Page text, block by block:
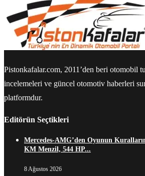
Pistonkafalar.com, 2011’den beri otomobil
incelemeleri ve güncel otomotiv haberleri
platformdur.
Editörün Seçtikleri
Mercedes-AMG’den Oyunun
KM Menzil, 544 HP...
8 Ağustos 2026